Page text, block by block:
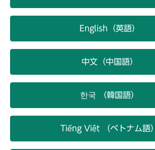
English（英語）
中文（中国語）
한국 （韓国語）
Tiếng Việt （ベトナム語）